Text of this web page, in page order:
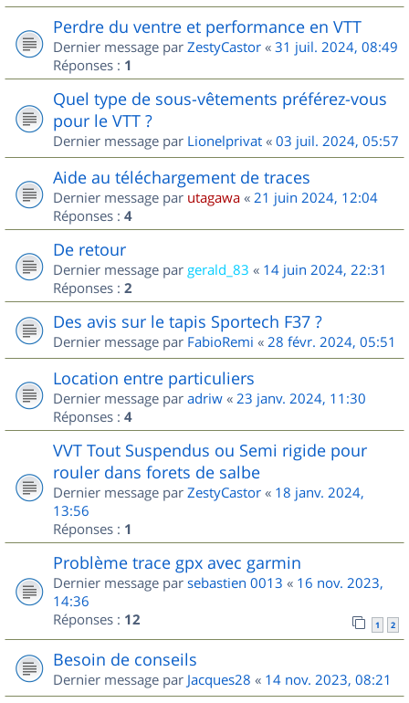
Perdre du ventre et performance en VTT
Dernier message par ZestyCastor « 31 juil. 2024, 08:49
Réponses : 1
Quel type de sous-vêtements préférez-vous
pour le VTT ?
Dernier message par Lionelprivat « 03 juil. 2024, 05:57
Aide au téléchargement de traces
Dernier message par utagawa « 21 juin 2024, 12:04
Réponses : 4
De retour
Dernier message par gerald_83 « 14 juin 2024, 22:31
Réponses : 2
Des avis sur le tapis Sportech F37 ?
Dernier message par FabioRemi « 28 févr. 2024, 05:51
Location entre particuliers
Dernier message par adriw « 23 janv. 2024, 11:30
Réponses : 4
VVT Tout Suspendus ou Semi rigide pour
rouler dans forets de salbe
Dernier message par ZestyCastor « 18 janv. 2024,
13:56
Réponses : 1
Problème trace gpx avec garmin
Dernier message par sebastien 0013 « 16 nov. 2023,
14:36
Réponses : 12 1 2
Besoin de conseils
Dernier message par Jacques28 « 14 nov. 2023, 08:21